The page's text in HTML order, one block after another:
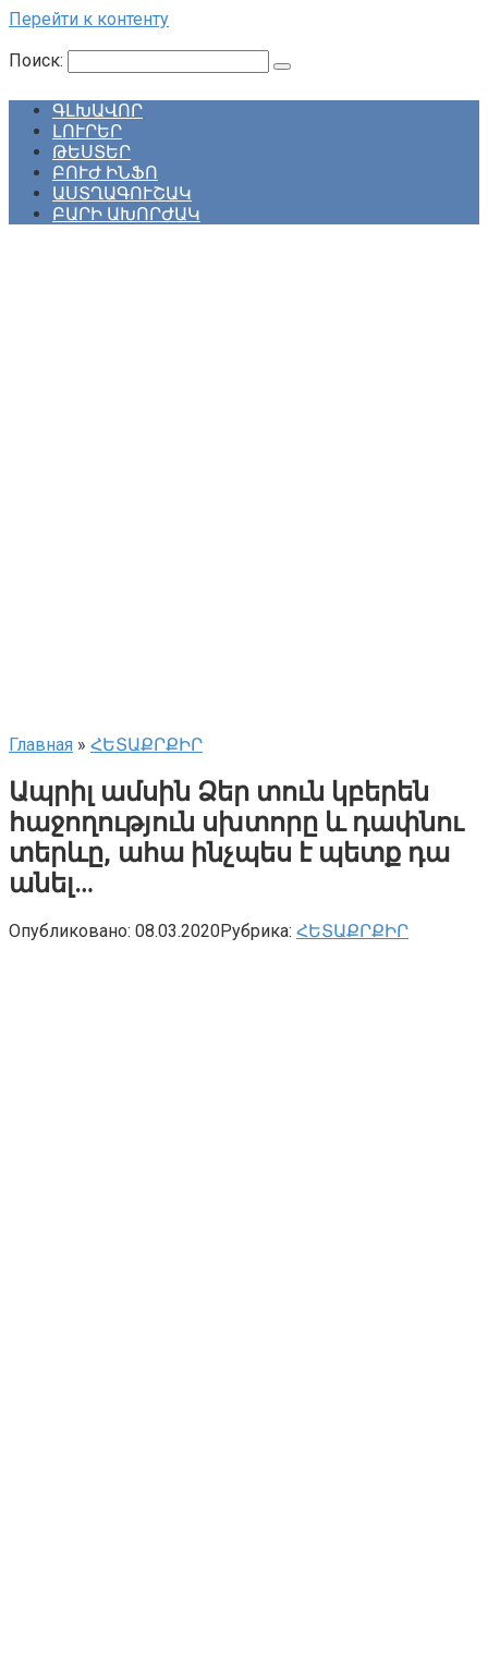
Перейти к контенту
Поиск:
ԳԼԽԱՎՈՐ
ԼՈՒՐԵՐ
ԹԵՍՏԵՐ
ԲՈՒԺ ԻՆՖՈ
ԱՍՏՂԱԳՈՒՇԱԿ
ԲԱՐԻ ԱԽՈՐԺԱԿ
Главная » ՀԵՏԱՔՐՔԻՐ
Ապրիլ ամսին Ձեր տուն կբերեն
հաջողություն սխտորը և դափնու
տերևը, ահա ինչպես է պետք դա
անել…
Опубликовано: 08.03.2020Рубрика: ՀԵՏԱՔՐՔԻՐ